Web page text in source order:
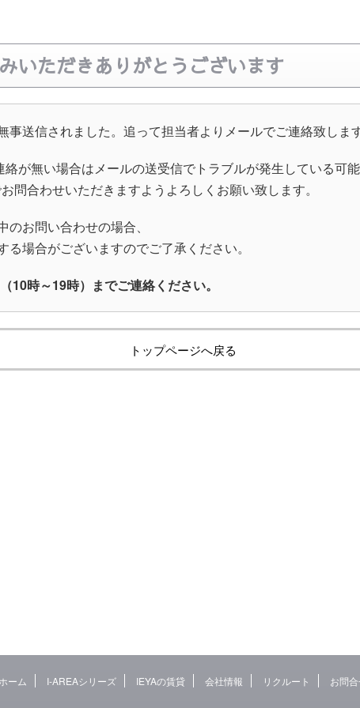
いただきありがとうございます
事送信されました。追って担当者よりメールでご連絡致しま
が無い場合はメールの送受信でトラブルが発生している可
問合わせいただきますようよろしくお願い致します。
お問い合わせの場合、
場合がございますのでご了承ください。
10時～19時）までご連絡ください。
トップページへ戻る
ホーム I-AREAシリーズ IEYAの賃貸 会社情報 リクルート お問